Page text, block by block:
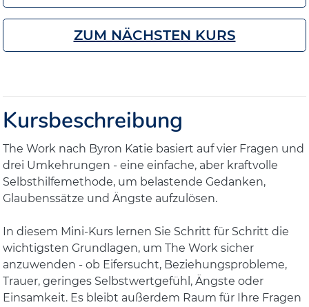
ZUM NÄCHSTEN KURS
Kursbeschreibung
The Work nach Byron Katie basiert auf vier Fragen und
drei Umkehrungen - eine einfache, aber kraftvolle
Selbsthilfemethode, um belastende Gedanken,
Glaubenssätze und Ängste aufzulösen.
In diesem Mini‑Kurs lernen Sie Schritt für Schritt die
wichtigsten Grundlagen, um The Work sicher
anzuwenden - ob Eifersucht, Beziehungsprobleme,
Trauer, geringes Selbstwertgefühl, Ängste oder
Einsamkeit. Es bleibt außerdem Raum für Ihre Fragen